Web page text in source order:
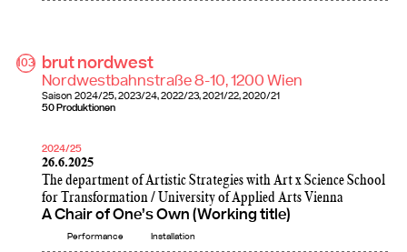
103 brut nordwest
Nordwestbahnstraße 8-10, 1200 Wien
Saison 2024/25 2023/24 2022/23 2021/22 2020/21
50 Produktionen
2024/25
26.6.2025
The department of Artistic Strategies with Art x Science School
for Transformation / University of Applied Arts Vienna
A Chair of One’s Own (Working title)
Performance Installation